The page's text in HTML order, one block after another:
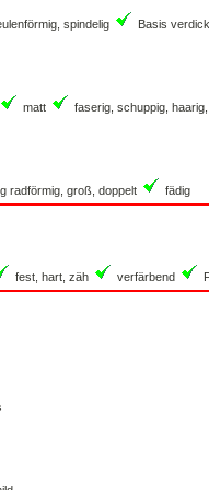
spindelig Basis
matt faserig, schuppig,
radförmig, groß, doppelt fädig
fest, hart, zäh verfärbend